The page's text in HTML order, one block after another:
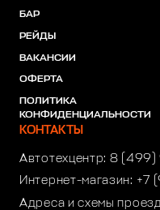
БАР
РЕЙДЫ
ВАКАНСИИ
ОФЕРТА
ПОЛИТИКА
КОНФИДЕНЦИАЛЬНОСТИ
КОНТАКТЫ
Автотехцентр: 8
Интернет-магазин: +7
Адреса и схемы